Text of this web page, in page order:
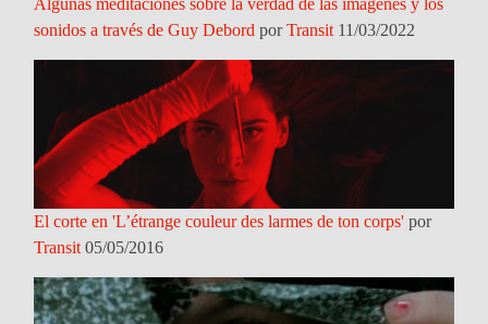
Algunas meditaciones sobre la verdad de las imágenes y los
sonidos a través de Guy Debord porTransit 11/03/2022
El corte en 'L’étrange couleur des larmes de ton corps' por
Transit 05/05/2016